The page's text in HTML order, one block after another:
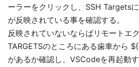
ーラーをクリックし、SSH Targets
が反映されている事を確認する。
反映されていないならばリモートエ
TARGETSのところにある歯車から
があるか確認し、VSCodeを再起動す